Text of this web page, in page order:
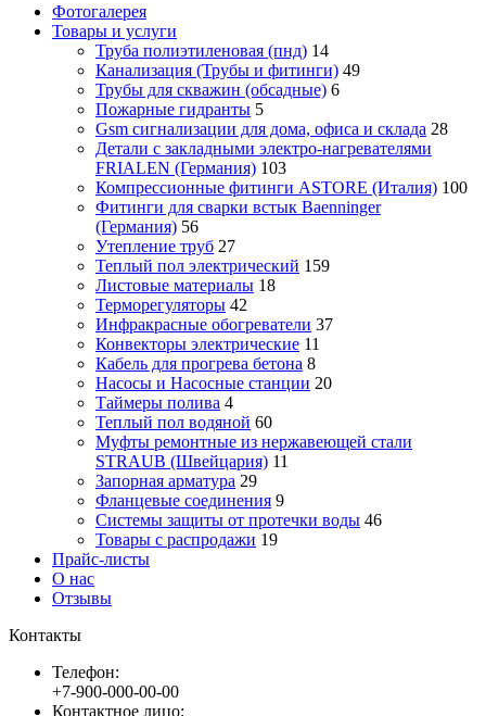
Фотогалерея
Товары и услуги
Труба полиэтиленовая (пнд) 14
Канализация (Трубы и фитинги) 49
Трубы для скважин (обсадные) 6
Пожарные гидранты 5
Gsm сигнализации для дома, офиса и склада 28
Детали с закладными электро-нагревателями
FRIALEN (Германия) 103
Компрессионные фитинги ASTORE (Италия) 100
Фитинги для сварки встык Baenninger
(Германия) 56
Утепление труб 27
Теплый пол электрический 159
Листовые материалы 18
Терморегуляторы 42
Инфракрасные обогреватели 37
Конвекторы электрические 11
Кабель для прогрева бетона 8
Насосы и Насосные станции 20
Таймеры полива 4
Теплый пол водяной 60
Муфты ремонтные из нержавеющей стали
STRAUB (Швейцария) 11
Запорная арматура 29
Фланцевые соединения 9
Системы защиты от протечки воды 46
Товары с распродажи 19
Прайс-листы
О нас
Отзывы
Контакты
Телефон:
+7-900-000-00-00
Контактное лицо: